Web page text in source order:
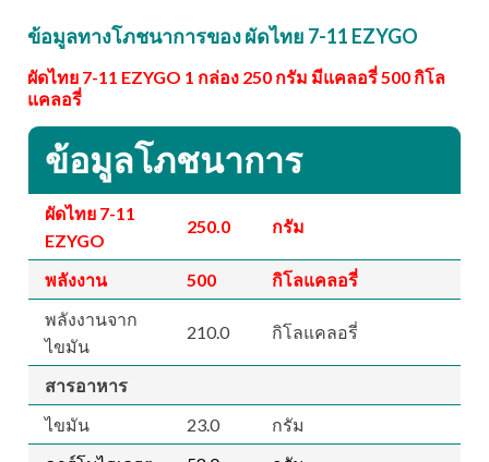
ข้อมูลทางโภชนาการของ ผัดไทย 7-11 EZYGO
ผัดไทย 7-11 EZYGO 1 กล่อง 250 กรัม มีแคลอรี่ 500 กิโล
แคลอรี่
ข้อมูลโภชนาการ
ผัดไทย 7-11
EZYGO
250.0 กรัม
พลังงาน 500
กิโลแคลอรี่
พลังงานจาก
ไขมัน
210.0 กิโลแคลอรี่
สารอาหาร
ไขมัน
23.0
กรัม